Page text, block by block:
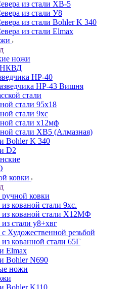
из стали ХВ-5
из стали У8
из стали Bohler K 340
из стали Elmax
ножи
НР-40
НР-43 Вишня
стали
стали 95х18
стали 9хс
стали х12мф
стали ХВ5 (Алмазная)
Bohler K 340
D2
ковки
ковки
кованой стали 9хс.
кованой стали Х12МФ
стали у8+хвг
Художественной резьбой
кованной стали 65Г
Elmax
Bohler N690
ножи
Bohler K110